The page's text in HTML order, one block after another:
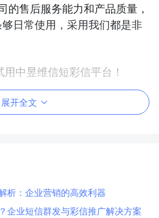
的售后服务能力和产品质量，
日常使用，采用我们都是非
中昱维信短彩信平台！
展开全文
析：企业营销的高效利器
企业短信群发与彩信推广解决方案